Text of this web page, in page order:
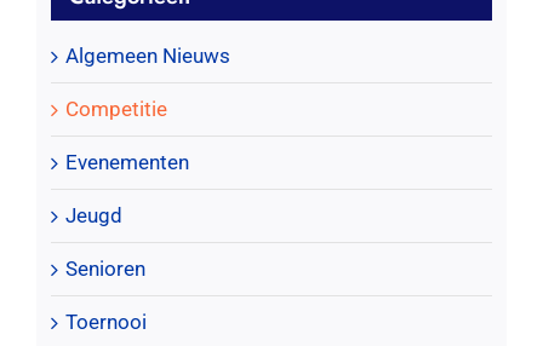
Algemeen Nieuws
Competitie
Evenementen
Jeugd
Senioren
Toernooi